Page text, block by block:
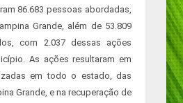
86.683 pessoas abordadas,
Grande, além de 53.809
com 2.037 dessas ações
As ações resultaram em
em todo o estado, das
Grande, e na recuperação de